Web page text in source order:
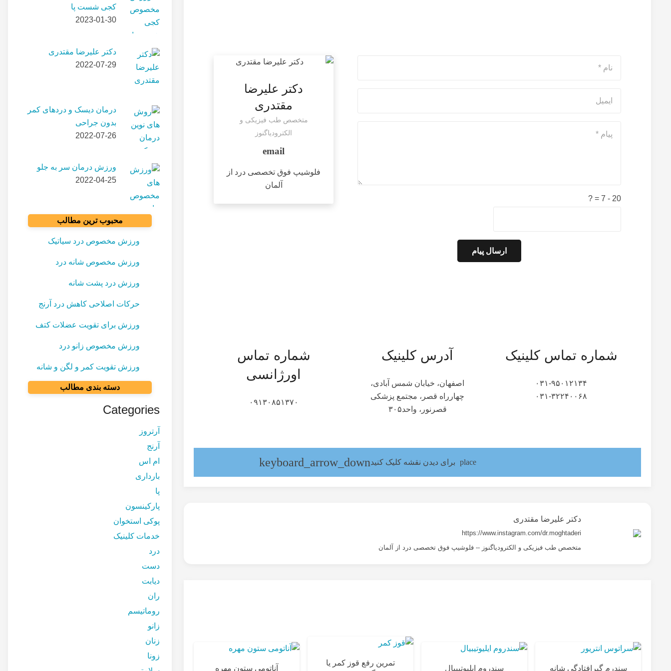
20 - 7 = ?
ارسال پیام
دکتر علیرضا
مقتدری
متخصص طب فیزیکی و
الکترودیاگنوز
فلوشیپ فوق تخصصی درد از
آلمان
شماره تماس کلینیک
۰۳۱-۹۵۰۱۲۱۳۴
۰۳۱-۳۲۲۴۰۰۶۸
آدرس کلینیک
اصفهان، خیابان شمس آبادی،
چهارراه قصر، مجتمع پزشکی
قصرنور، واحد۳۰۵
شماره تماس
اورژانسی
۰۹۱۳۰۸۵۱۳۷۰
place برای دیدن نقشه کلیک کنید
دکتر علیرضا مقتدری
https://www.instagram.com/dr.moghtaderi
متخصص طب فیزیکی و الکترودیاگنوز -- فلوشیپ فوق تخصصی درد از آلمان
سندرم گیرافتادگی شانه سندروم ایلیوتیبیال
تمرین رفع قوز کمر یا
آناتومی ستون مهره
کجی شست پا
2023-01-30
دکتر علیرضا مقتدری
2022-07-29
درمان دیسک و دردهای کمر
بدون جراحی
2022-07-26
ورزش درمان سر به جلو
2022-04-25
محبوب ترین مطالب
ورزش مخصوص درد سیاتیک
ورزش مخصوص شانه درد
ورزش درد پشت شانه
حرکات اصلاحی کاهش درد آرنج
ورزش برای تقویت عضلات کتف
ورزش مخصوص زانو درد
ورزش تقویت کمر و لگن و شانه
دسته بندی مطالب
Categories
آرتروز
آرنج
ام اس
بارداری
پا
پارکینسون
پوکی استخوان
خدمات کلینیک
درد
دست
دیابت
ران
روماتیسم
زانو
زنان
زونا